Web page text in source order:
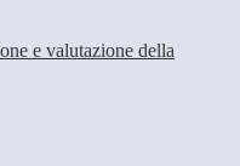
e valutazione della